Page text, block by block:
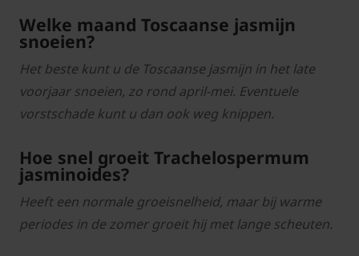
Welke maand Toscaanse jasmijn
snoeien?
Het beste kunt u de Toscaanse jasmijn in het late
voorjaar snoeien, zo rond april-mei. Eventuele
vorstschade kunt u dan ook weg knippen.
Hoe snel groeit Trachelospermum
jasminoides?
Heeft een normale groeisnelheid, maar bij warme
periodes in de zomer groeit hij met lange scheuten.